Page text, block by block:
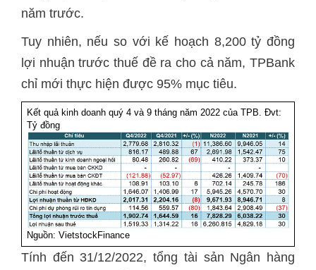
năm trước.
Tuy nhiên, nếu so với kế hoạch 8,200 tỷ đồng
lợi nhuận trước thuế đề ra cho cả năm, TPBank
chỉ mới thực hiện được 95% mục tiêu.
Kết quả kinh doanh quý 4 và 9 tháng năm 2022 của TPB. Đvt:
Tỷ đồng
Nguồn: VietstockFinance
Tính đến 31/12/2022, tổng tài sản Ngân hàng